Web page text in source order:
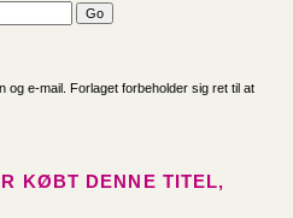
og e-mail. Forlaget forbeholder sig ret til at
KØBT DENNE TITEL,